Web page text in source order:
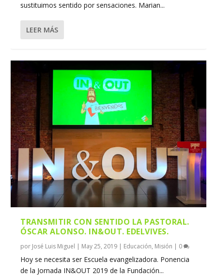
sustituimos sentido por sensaciones. Marian...
LEER MÁS
TRANSMITIR CON SENTIDO LA PASTORAL.
ÓSCAR ALONSO. IN&OUT. EDELVIVES.
por José Luis Miguel | May 25, 2019 | Educación, Misión | 0
Hoy se necesita ser Escuela evangelizadora. Ponencia
de la Jornada IN&OUT 2019 de la Fundación...